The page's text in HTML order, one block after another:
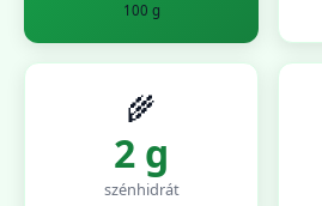
100 g
🌾
2 g
szénhidrát